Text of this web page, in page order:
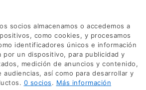
C. Gonzalez de Soto, 38
17600 - Figueres
un correu
socios almacenamos o accedemos a
como cookies, y procesamos
identificadores únicos e información
por un dispositivo, para publicidad y
medición de anuncios y contenido,
audiencias, así como para desarrollar y
0 socios. Más información